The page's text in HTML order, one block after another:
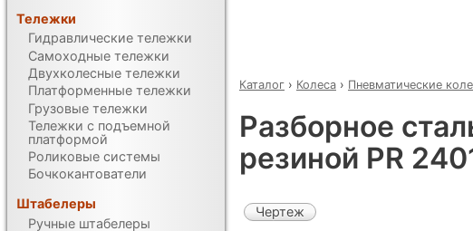
Каталог › Колеса › Пневматические
Разборное
резиной PR
Чертеж
Тележки
Гидравлические тележки
Самоходные тележки
Двухколесные тележки
Платформенные тележки
Грузовые тележки
Тележки с подъемной
платформой
Роликовые системы
Бочкокантователи
Штабелеры
Ручные штабелеры